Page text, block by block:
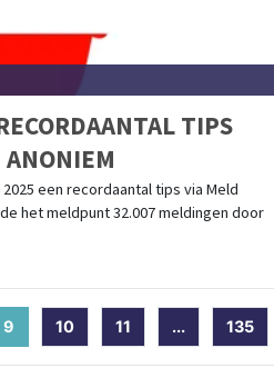
TIPS
een recordaantal tips via Meld
het meldpunt 32.007 meldingen door
9 (current)
10 11 ... 135